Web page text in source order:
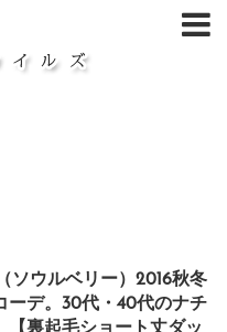
ソウルベリー）2016秋冬
ーデ。30代・40代のナチ